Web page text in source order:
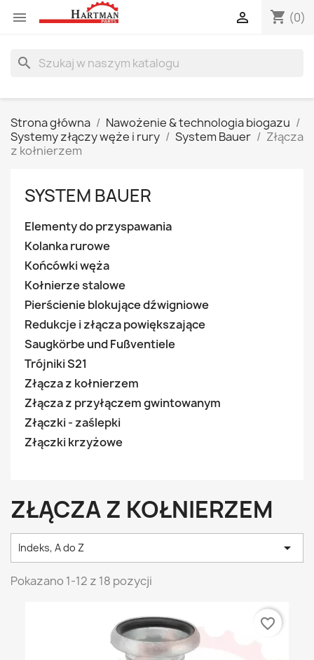
 shopping_cart (0)

search
Strona główna
Nawożenie & technologia biogazu
Systemy złączy węże i rury
System Bauer
Złącza
z kołnierzem
SYSTEM BAUER
Elementy do przyspawania
Kolanka rurowe
Końcówki węża
Kołnierze stalowe
Pierścienie blokujące dźwigniowe
Redukcje i złącza powiększające
Saugkörbe und Fußventiele
Trójniki S21
Złącza z kołnierzem
Złącza z przyłączem gwintowanym
Złączki - zaślepki
Złączki krzyżowe
ZŁĄCZA Z KOŁNIERZEM
Indeks, A do Z 
Pokazano 1-12 z 18 pozycji
favorite_border